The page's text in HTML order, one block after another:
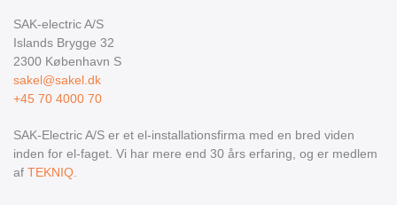
SAK-electric A/S
Islands Brygge 32
2300 København S
sakel@sakel.dk
+45 70 4000 70
SAK-Electric A/S er et el-installationsfirma med en bred viden
inden for el-faget. Vi har mere end 30 års erfaring, og er medlem
af TEKNIQ.